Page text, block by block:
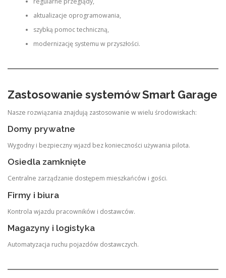
aktualizacje oprogramowania,
szybką pomoc techniczną,
modernizację systemu w przyszłości.
Zastosowanie systemów Smart Garage
Nasze rozwiązania znajdują zastosowanie w wielu środowiskach:
Domy prywatne
Wygodny i bezpieczny wjazd bez konieczności używania pilota.
Osiedla zamknięte
Centralne zarządzanie dostępem mieszkańców i gości.
Firmy i biura
Kontrola wjazdu pracowników i dostawców.
Magazyny i logistyka
Automatyzacja ruchu pojazdów dostawczych.